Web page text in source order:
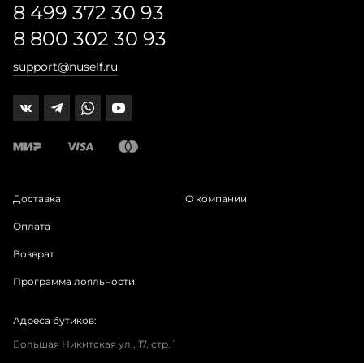
8 499 372 30 93
8 800 302 30 93
support@nuself.ru
Доставка
Оплата
Возврат
Программа лояльности
О компании
Адреса бутиков:
Большая Никитская ул., 17, стр. 1